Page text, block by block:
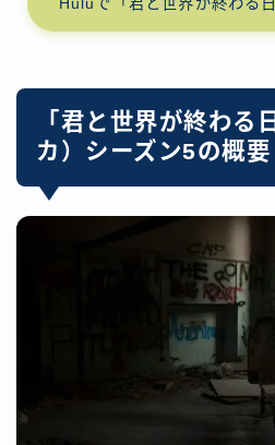
「君と世界が終わる
カ）シーズン5の概要